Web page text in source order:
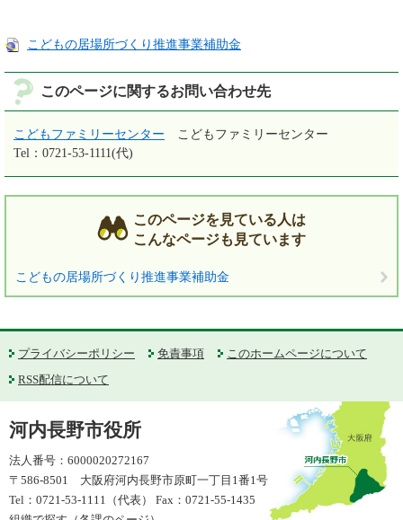
こどもの居場所づくり推進事業補助金
このページに関するお問い合わせ先
こどもファミリーセンター
こどもファミリーセンター
Tel：0721-53-1111(代)
このページを見ている人は
こんなページも見ています
こどもの居場所づくり推進事業補助金
プライバシーポリシー 免責事項
このホームページについて
RSS配信について
河内長野市役所
法人番号：6000020272167
〒586-8501 大阪府河内長野市原町一丁目1番1号
Tel：0721-53-1111（代表） Fax：0721-55-1435